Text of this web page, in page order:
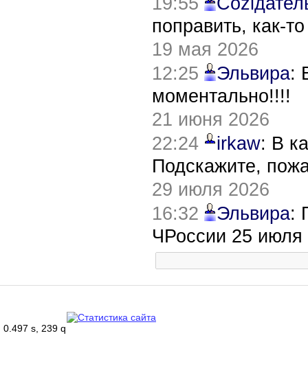
поправить, как-
19 мая 2026
12:25
Эльвира:
моментально!!!!
21 июня 2026
22:24
irkaw: В
Подскажите,
29 июля 2026
16:32
Эльвира:
ЧРоссии 25 июля
0.497 s, 239 q